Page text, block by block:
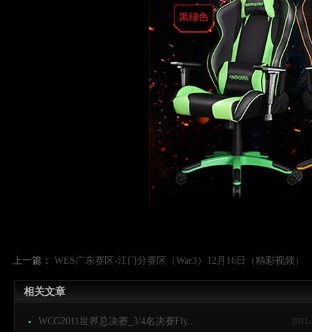
上一篇： WES广东赛区-江门分赛区（War3）12月16日（精彩视频）
相关文章
WCG2011世界总决赛_3/4名决赛Fly...